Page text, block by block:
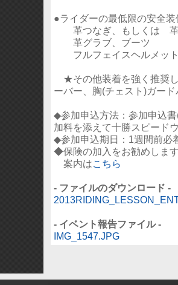
●ライダーの最低限の安全装
革つなぎ、もしくは 革
革グラブ、ブーツ
フルフェイスヘルメッ
★その他装着を強く推奨
ーバー、胸(チェスト)ガー
◆参加申込方法：参加申込
加料を添えて十勝スピード
◆参加申込期日：1週間前必
◆保険の加入をお勧めしま
案内はこちら
- ファイルのダウンロード -
- イベント報告ファイル -
IMG_1547.JPG